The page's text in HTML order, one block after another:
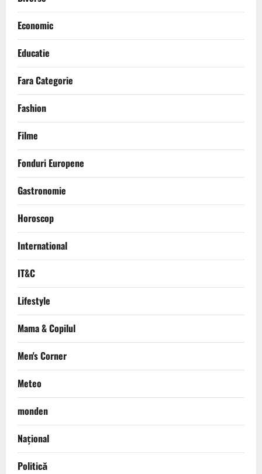
Economic
Educatie
Fara Categorie
Fashion
Filme
Fonduri Europene
Gastronomie
Horoscop
International
IT&C
Lifestyle
Mama & Copilul
Men's Corner
Meteo
monden
Național
Politică